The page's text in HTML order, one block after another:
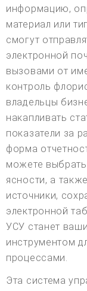
информацию,
материал или
смогут
электронной
вызовами от
контроль
владельцы
накапливать
показатели за
форма
можете
ясности, а
источники,
электронной
УСУ станет
инструментом
процессами.
Эта система